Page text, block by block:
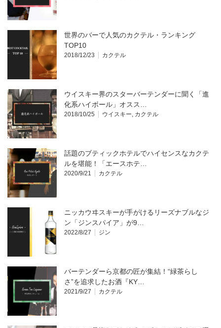
世界のバーで人気のカクテル・ランキング
TOP10
2018/12/23 カクテル
ウイスキー界のスターバーテンダーに聞く「進
化系ハイボール」オスス…
2018/10/25 ウイスキー カクテル
話題のブティックホテルでハイセンスなカクテ
ルを堪能！「エースホテ…
2020/9/21 カクテル
ニッカウヰスキーが手がけるリーズナブルなジ
ン「ジンスパイア」が9…
2022/8/27 ジン
バーテンダーら京都の匠が集結！“緑茶らし
さ”を追求したお酒『KY…
2021/9/27 カクテル